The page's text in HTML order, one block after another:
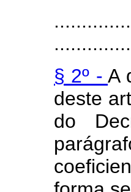
§ 2º -A
deste
do